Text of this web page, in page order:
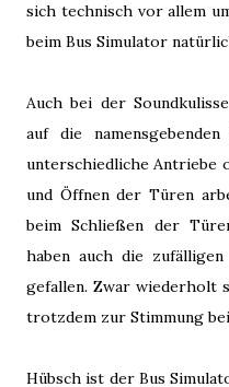
sich technisch vor allem
beim Bus Simulator
Auch bei der
auf die
unterschiedliche Antriebe
und Öffnen der Türen
beim Schließen der
haben auch die
gefallen. Zwar wiederholt
trotzdem zur Stimmung
Hübsch ist der Bus